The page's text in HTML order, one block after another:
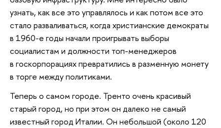
узнать, как все это управлялось и как потом все это
стало разваливаться, когда христианские демократы
в 1960-е годы начали проигрывать выборы
социалистам и должности топ-менеджеров
в госкорпорациях превратились в разменную монету
в торге между политиками.
Теперь о самом городе. Тренто очень красивый
старый город, но при этом он далеко не самый
известный город Италии. Он небольшой (около 120